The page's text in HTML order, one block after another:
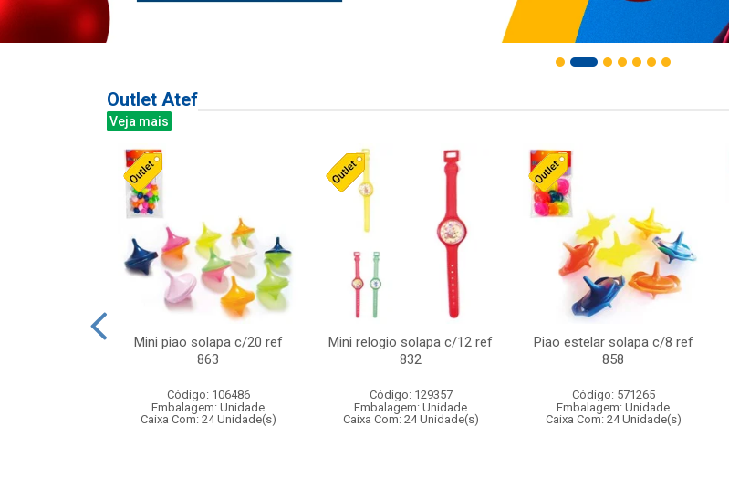
Outlet Atef
Veja mais
Mini piao solapa c/20 ref
863
Código: 106486
Embalagem: Unidade
Caixa Com: 24 Unidade(s)
Mini relogio solapa c/12 ref
832
Código: 129357
Embalagem: Unidade
Caixa Com: 24 Unidade(s)
Piao estelar solapa c/8 ref
858
Código: 571265
Embalagem: Unidade
Caixa Com: 24 Unidade(s)